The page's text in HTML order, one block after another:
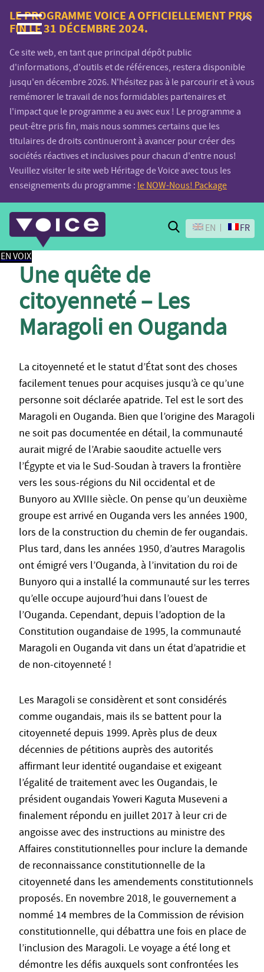
Voice.Global
website
LE PROGRAMME VOICE A OFFICIELLEMENT PRIS
FIN LE 31 DÉCEMBRE 2024.
Ce site web, en tant que principal dépôt public
d'informations, d'outils et de références, restera disponible
jusqu'en décembre 2026. N'hésitez pas à le parcourir et à vous
remémorer le travail de nos formidables partenaires et
l'impact que le programme a eu avec eux ! Le programme a
peut-être pris fin, mais nous sommes certains que les
titulaires de droits continueront à avancer pour créer des
sociétés réactives et inclusives pour chacun d'entre nous!
Veuillez visiter le site web Héritage de Voice avec tous les
enseignements du programme : le NOW-Nous! Package
Search
EN FR
EN VOIX
Une quête de
citoyenneté – Les
Maragoli en Ouganda
La citoyenneté et le statut d’État sont des choses
facilement tenues pour acquises jusqu’à ce qu’une
personne soit déclarée apatride. Tel est le sort des
Maragoli en Ouganda. Bien que l’origine des Maragoli
ne soit pas documentée en détail, la communauté
aurait migré de l’Arabie saoudite actuelle vers
l’Égypte et via le Sud-Soudan à travers la frontière
vers les sous-régions du Nil occidental et de
Bunyoro au XVIIIe siècle. On pense qu’un deuxième
groupe est arrivé en Ouganda vers les années 1900,
lors de la construction du chemin de fer ougandais.
Plus tard, dans les années 1950, d’autres Maragolis
ont émigré vers l’Ouganda, à l’invitation du roi de
Bunyoro qui a installé la communauté sur les terres
qu’elle occupe aujourd’hui dans l’ouest de
l’Ouganda. Cependant, depuis l’adoption de la
Constitution ougandaise de 1995, la communauté
Maragoli en Ouganda vit dans un état d’apatridie et
de non-citoyenneté !
Les Maragoli se considèrent et sont considérés
comme ougandais, mais ils se battent pour la
citoyenneté depuis 1999. Après plus de deux
décennies de pétitions auprès des autorités
affirmant leur identité ougandaise et exigeant
l’égalité de traitement avec les Ougandais, le
président ougandais Yoweri Kaguta Museveni a
finalement répondu en juillet 2017 à leur cri de
angoisse avec des instructions au ministre des
Affaires constitutionnelles pour inclure la demande
de reconnaissance constitutionnelle de la
citoyenneté dans les amendements constitutionnels
proposés. En novembre 2018, le gouvernement a
nommé 14 membres de la Commission de révision
constitutionnelle, qui débattra une fois en place de
l’inclusion des Maragoli. Le voyage a été long et
démontre les défis auxquels sont confrontées les